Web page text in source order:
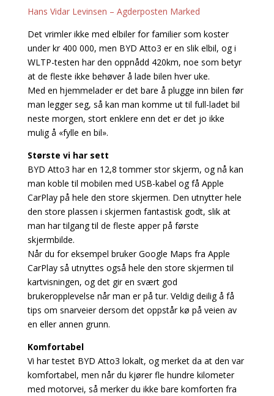
Hans Vidar Levinsen – Agderposten Marked
Det vrimler ikke med elbiler for familier som koster
under kr 400 000, men BYD Atto3 er en slik elbil, og i
WLTP-testen har den oppnådd 420km, noe som betyr
at de fleste ikke behøver å lade bilen hver uke.
Med en hjemmelader er det bare å plugge inn bilen før
man legger seg, så kan man komme ut til full-ladet bil
neste morgen, stort enklere enn det er det jo ikke
mulig å «fylle en bil».
Største vi har sett
BYD Atto3 har en 12,8 tommer stor skjerm, og nå kan
man koble til mobilen med USB-kabel og få Apple
CarPlay på hele den store skjermen. Den utnytter hele
den store plassen i skjermen fantastisk godt, slik at
man har tilgang til de fleste apper på første
skjermbilde.
Når du for eksempel bruker Google Maps fra Apple
CarPlay så utnyttes også hele den store skjermen til
kartvisningen, og det gir en svært god
brukeropplevelse når man er på tur. Veldig deilig å få
tips om snarveier dersom det oppstår kø på veien av
en eller annen grunn.
Komfortabel
Vi har testet BYD Atto3 lokalt, og merket da at den var
komfortabel, men når du kjører fle hundre kilometer
med motorvei, så merker du ikke bare komforten fra